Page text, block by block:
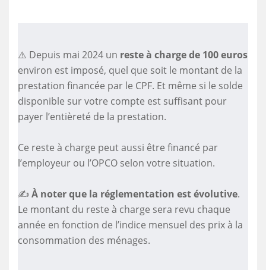
⚠️ Depuis mai 2024 un reste à charge de 100 euros
environ est imposé, quel que soit le montant de la
prestation financée par le CPF. Et même si le solde
disponible sur votre compte est suffisant pour
payer l’entièreté de la prestation.
Ce reste à charge peut aussi être financé par
l’employeur ou l’OPCO selon votre situation.
✍️ À noter que la réglementation est évolutive.
Le montant du reste à charge sera revu chaque
année en fonction de l’indice mensuel des prix à la
consommation des ménages.